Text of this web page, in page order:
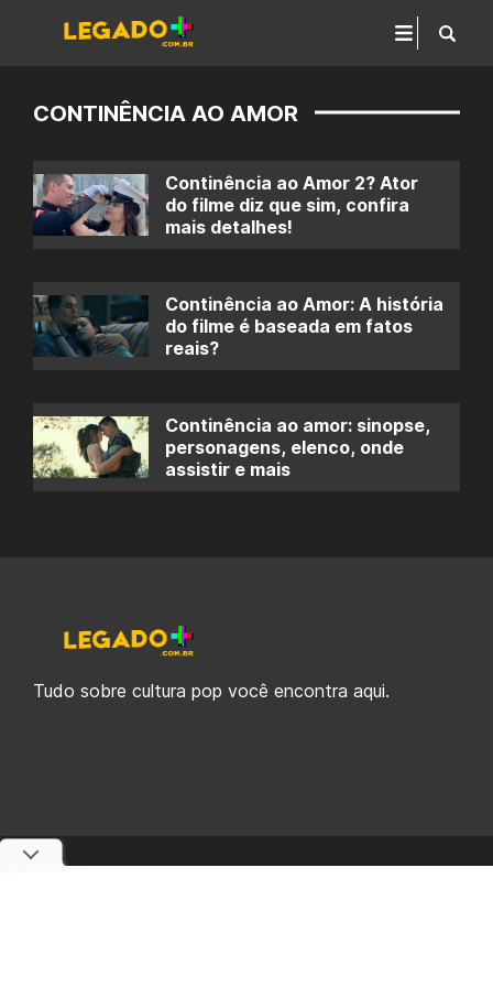
CONTINÊNCIA AO AMOR
Continência ao Amor 2? Ator
do filme diz que sim, confira
mais detalhes!
Continência ao Amor: A história
do filme é baseada em fatos
reais?
Continência ao amor: sinopse,
personagens, elenco, onde
assistir e mais
Tudo sobre cultura pop você encontra aqui.